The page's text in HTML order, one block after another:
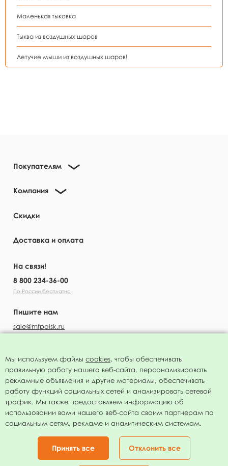
Маленькая тыковка
Тыква из воздушных шаров
Летучие мыши из воздушных шаров!
Покупателям
Компания
Скидки
Доставка и оплата
На связи!
8 800 234-36-00
По России бесплатно
Пишите нам
sale@mfpoisk.ru
УЗНАВАЙТЕ ПЕРВЫМИ О НОВОСТЯХ
Нажимая на кнопку я соглашаюсь с
политикой конфиденциальности
Мы используем файлы cookies, чтобы обеспечивать
правильную работу нашего веб-сайта, персонализировать
рекламные объявления и другие материалы, обеспечивать
работу функций социальных сетей и анализировать сетевой
трафик. Мы также предоставляем информацию об
использовании вами нашего веб-сайта своим партнерам по
социальным сетям, рекламе и аналитическим системам.
Принять все Отклонить все